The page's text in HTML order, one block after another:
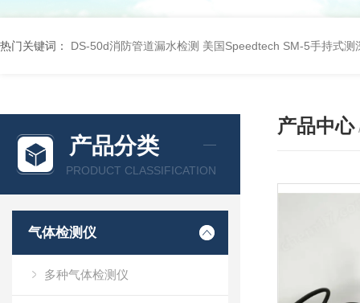
热门关键词： DS-50d消防管道漏水检测 美国Speedtech SM-5手持式测
产品分类
PRODUCT CLASSIFICATION
气体检测仪
多种气体检测仪
产品中心